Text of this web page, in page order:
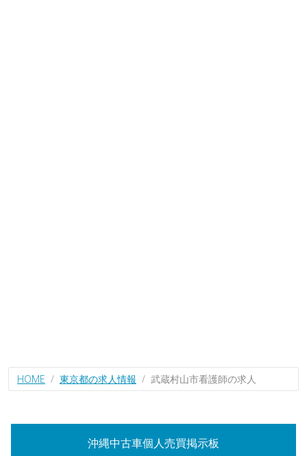
HOME 東京都の求人情報 武蔵村山市看護師の求人
沖縄中古車個人売買掲示板